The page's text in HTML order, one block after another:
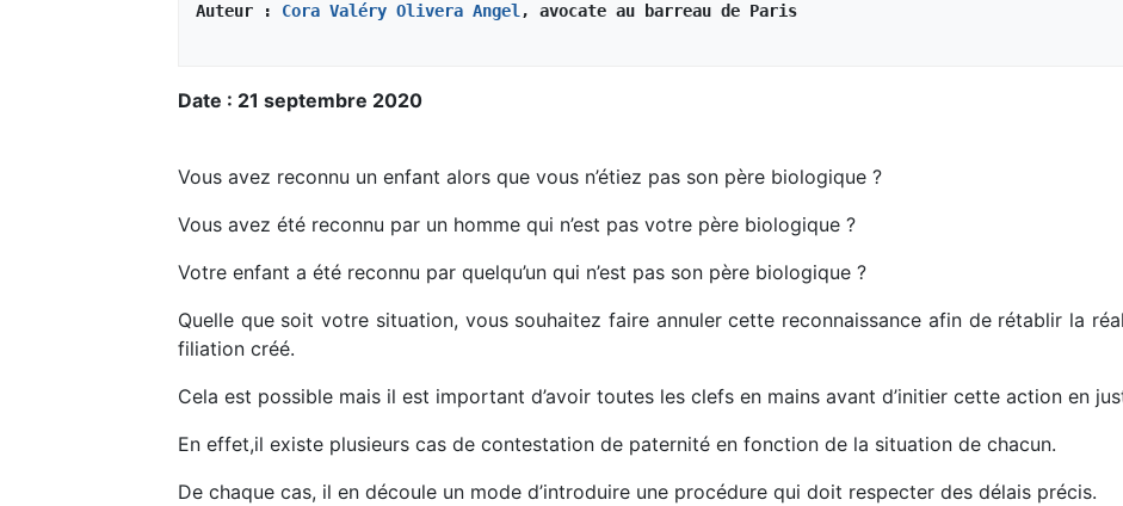
Auteur : Cora Valéry Olivera Angel, avocate au barreau de Paris
Date : 21 septembre 2020
Vous avez reconnu un enfant alors que vous n’étiez pas son père biologique ?
Vous avez été reconnu par un homme qui n’est pas votre père biologique ?
Votre enfant a été reconnu par quelqu’un qui n’est pas son père biologique ?
Quelle que soit votre situation, vous souhaitez faire annuler cette reconnaissance afin de rétablir la
filiation créé.
Cela est possible mais il est important d’avoir toutes les clefs en mains avant d’initier cette action en
En effet,il existe plusieurs cas de contestation de paternité en fonction de la situation de chacun.
De chaque cas, il en découle un mode d’introduire une procédure qui doit respecter des délais précis.